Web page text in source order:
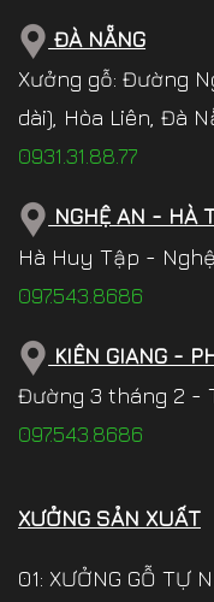
ĐÀ NẴNG
Xưởng gỗ: Đường
dài), Hòa Liên, Đà
0931.31.88.77
NGHỆ AN - HÀ
Hà Huy Tập -
097.543.8686
KIÊN GIANG -
Đường 3 tháng 2 -
097.543.8686
XƯỞNG SẢN XUẤT
01: XƯỞNG GỖ TỰ